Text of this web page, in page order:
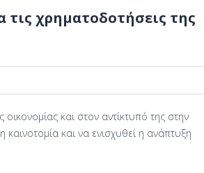
χρηματοδοτήσεις της
και στον αντίκτυπό της στην
και να ενισχυθεί η ανάπτυξη